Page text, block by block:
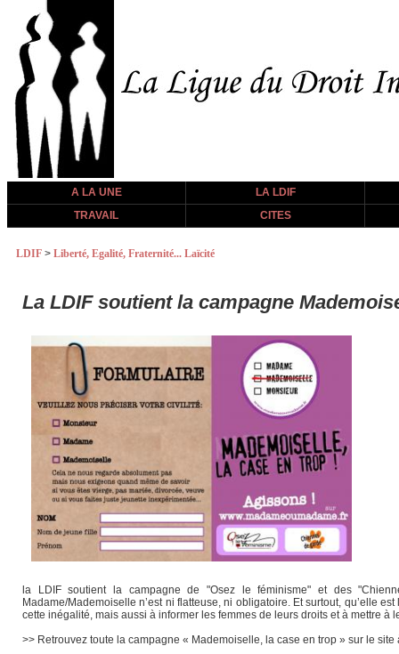
A LA UNE
LA LDIF
TRAVAIL
CITES
LDIF > Liberté, Egalité, Fraternité... Laïcité
La LDIF soutient la campagne
la LDIF soutient la campagne de "Osez le féminisme" et des
Madame/Mademoiselle n’est ni flatteuse, ni obligatoire. Et surtout, qu’elle
cette inégalité, mais aussi à informer les femmes de leurs droits et à mettre
>> Retrouvez toute la campagne « Mademoiselle, la case en trop » sur le site